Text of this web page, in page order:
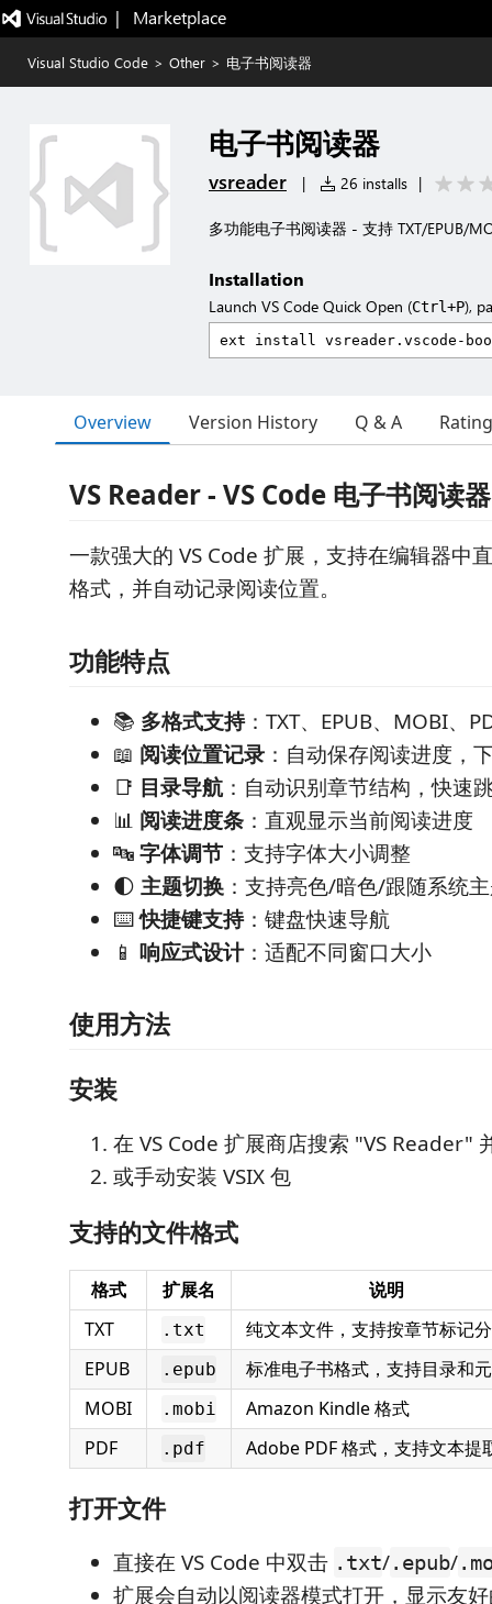
|   Marketplace
Visual Studio Code > Other > 电子书阅读器
电子书阅读器
vsreader | 26 installs |
多功能电子书阅读器 - 支持 TXT/EPUB/
Installation
Launch VS Code Quick Open (Ctrl+P),
Overview Version History Q & A
VS Reader - VS Code 电子书阅读器
一款强大的 VS Code 扩展，支持在编辑器中
格式，并自动记录阅读位置。
功能特点
📚 多格式支持：TXT、EPUB、MOBI、
📖 阅读位置记录 ：自动保存阅读进度，
📑 目录导航：自动识别章节结构，快速
📊 阅读进度条 ：直观显示当前阅读进度
🔤字体调节 ：支持字体大小调整
🌓 主题切换 ：支持亮色/暗色/跟随系统
⌨️快捷键支持：键盘快速导航
📱 响应式设计：适配不同窗口大小
使用方法
安装
在 VS Code 扩展商店搜索 "VS Reader"
或手动安装 VSIX 包
支持的文件格式
格式 扩展名
说明
TXT
.txt
纯文本文件，支持按章节标记
EPUB
.epub
标准电子书格式，支持目录和
MOBI
.mobi
Amazon Kindle 格式
PDF
.pdf Adobe PDF 格式，支持文本提
打开文件
直接在 VS Code 中双击 .txt/.epub/
扩展会自动以阅读器模式打开，显示友